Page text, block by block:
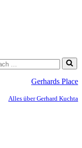
Gerhards Place
Alles über Gerhard Kuchta